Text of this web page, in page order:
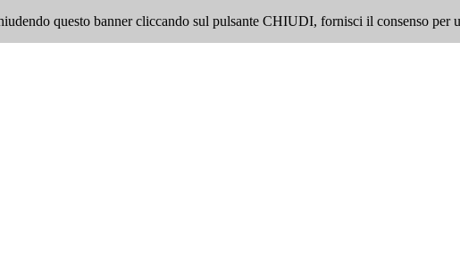
questo banner cliccando sul pulsante CHIUDI, fornisci il consenso per